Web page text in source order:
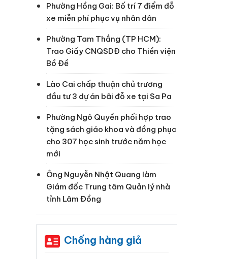
Phường Hồng Gai: Bố trí 7 điểm đỗ
xe miễn phí phục vụ nhân dân
Phường Tam Thắng (TP HCM):
Trao Giấy CNQSDĐ cho Thiền viện
Bồ Đề
Lào Cai chấp thuận chủ trương
đầu tư 3 dự án bãi đỗ xe tại Sa Pa
Phường Ngô Quyền phối hợp trao
tặng sách giáo khoa và đồng phục
cho 307 học sinh trước năm học
mới
Ông Nguyễn Nhật Quang làm
Giám đốc Trung tâm Quản lý nhà
tỉnh Lâm Đồng
Chống hàng giả